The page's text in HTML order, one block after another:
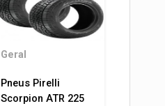
Geral
Pneus Pirelli
Scorpion ATR 225